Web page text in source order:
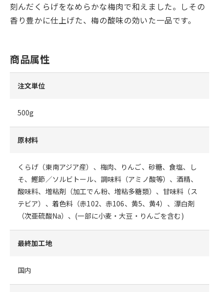
刻んだくらげをなめらかな梅肉で和えました。しその
香り豊かに仕上げた、梅の酸味の効いた一品です。
商品属性
注文単位
500g
原材料
くらげ（東南アジア産）、梅肉、りんご、砂糖、食塩、し
そ、鰹節／ソルビトール、調味料（アミノ酸等）、酒精、
酸味料、増粘剤（加工でん粉、増粘多糖類）、甘味料（ス
テビア）、着色料（赤102、赤106、黄5、黄4）、漂白剤
（次亜硫酸Na）、(一部に小麦・大豆・りんごを含む)
最終加工地
国内